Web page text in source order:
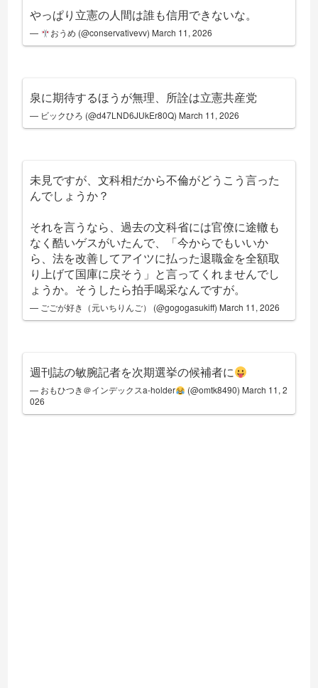
やっぱり立憲の人間は誰も信用できないな。
— おうめ (@conservativevv) March 11, 2026
泉に期待するほうが無理、所詮は立憲共産党
— ビックひろ (@d47LND6JUkEr80Q) March 11, 2026
未見ですが、文科相だから不倫がどうこう言った
んでしょうか？
それを言うなら、過去の文科省には官僚に途轍も
なく酷いゲスがいたんで、「今からでもいいか
ら、法を改善してアイツに払った退職金を全額取
り上げて国庫に戻そう」と言ってくれませんでし
ょうか。そうしたら拍手喝采なんですが。
— ごごが好き（元いちりんご） (@gogogasukiff) March 11, 2026
週刊誌の敏腕記者を次期選挙の候補者に
— おもひつき＠インデックスa-holder (@omtk8490) March 11, 2
026